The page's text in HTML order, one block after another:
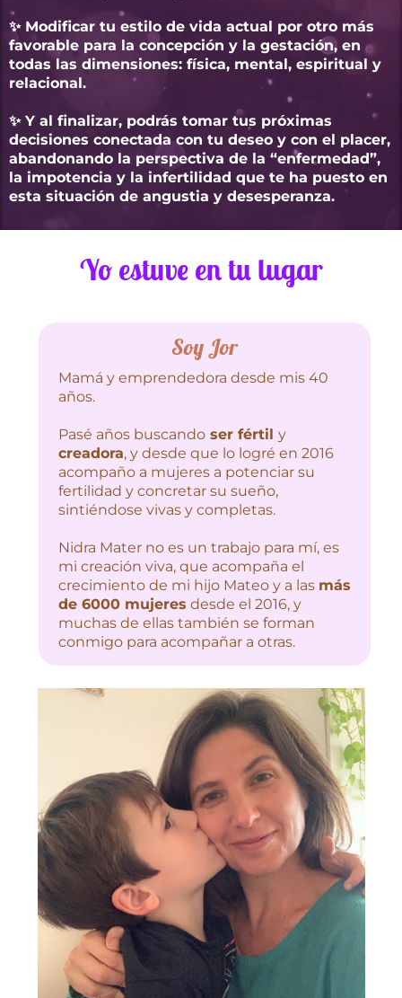
✨ Modificar tu estilo de vida actual por otro más
favorable para la concepción y la gestación, en
todas las dimensiones: física, mental, espiritual y
relacional.
✨ Y al finalizar, podrás tomar tus próximas
decisiones conectada con tu deseo y con el placer,
abandonando la perspectiva de la “enfermedad”,
la impotencia y la infertilidad que te ha puesto en
esta situación de angustia y desesperanza.
Yo estuve en tu lugar
Soy Jor
Mamá y emprendedora desde mis 40
años.
Pasé años buscando ser fértil y
creadora, y desde que lo logré en 2016
acompaño a mujeres a potenciar su
fertilidad y concretar su sueño,
sintiéndose vivas y completas.
Nidra Mater no es un trabajo para mí, es
mi creación viva, que acompaña el
crecimiento de mi hijo Mateo y a las más
de 6000 mujeres desde el 2016, y
muchas de ellas también se forman
conmigo para acompañar a otras.